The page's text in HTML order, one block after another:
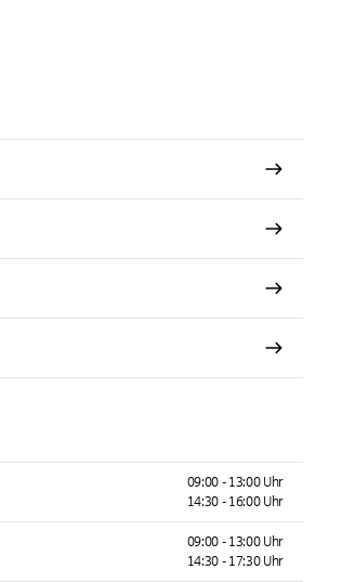
09:00 - 13:00 Uhr
14:30 - 16:00 Uhr
09:00 - 13:00 Uhr
14:30 - 17:30 Uhr